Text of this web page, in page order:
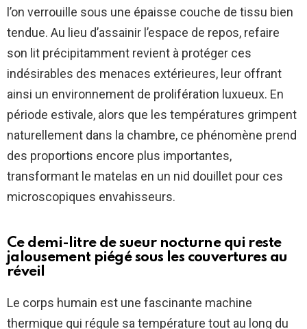
l’on verrouille sous une épaisse couche de tissu bien
tendue. Au lieu d’assainir l’espace de repos, refaire
son lit précipitamment revient à protéger ces
indésirables des menaces extérieures, leur offrant
ainsi un environnement de prolifération luxueux. En
période estivale, alors que les températures grimpent
naturellement dans la chambre, ce phénomène prend
des proportions encore plus importantes,
transformant le matelas en un nid douillet pour ces
microscopiques envahisseurs.
Ce demi-litre de sueur nocturne qui reste
jalousement piégé sous les couvertures au
réveil
Le corps humain est une fascinante machine
thermique qui régule sa température tout au long du